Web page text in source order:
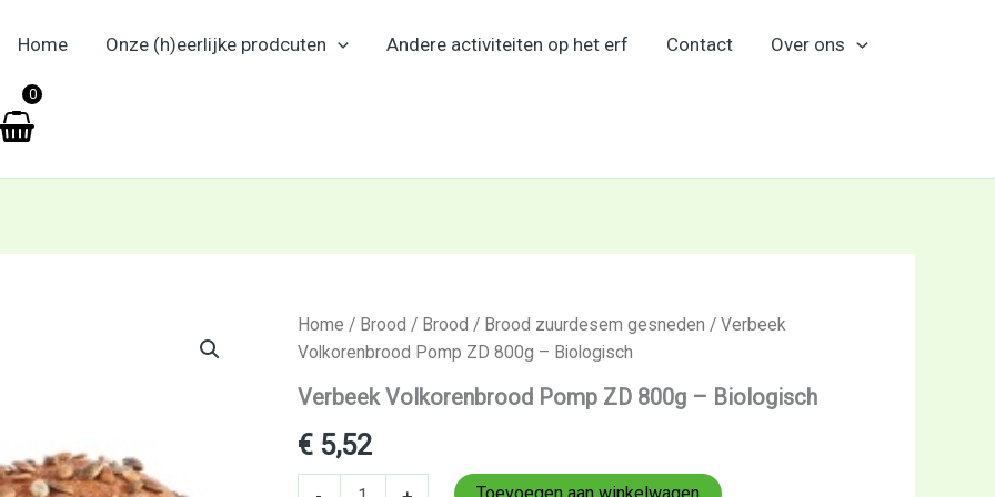
Home Onze (h)eerlijke prodcuten Andere activiteiten op het erf Contact Over ons
0
Home / Brood / Brood / Brood zuurdesem gesneden / Verbeek
Volkorenbrood Pomp ZD 800g – Biologisch
Verbeek Volkorenbrood Pomp ZD 800g – Biologisch
€5,52
Verbeek
Volkorenbrood
ZD
800g
–
Biologisch
aantal